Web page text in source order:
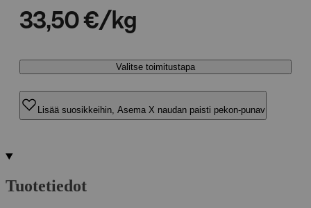
33,50 €/kg
Valitse toimitustapa
Lisää suosikkeihin, Asema X naudan paisti pekon-punav
Tuotetiedot